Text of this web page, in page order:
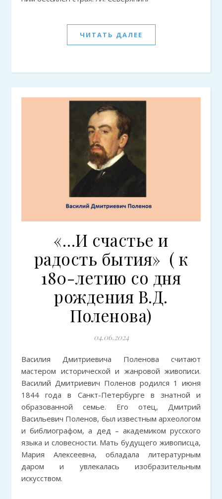
ЧИТАТЬ ДАЛЕЕ
«…И счастье и
радость бытия» ( к
180-летию со дня
рождения В.Д.
Поленова)
04.06.2024
Василия Дмитриевича Поленова считают
мастером исторической и жанровой живописи.
Василий Дмитриевич Поленов родился 1 июня
1844 года в Санкт-Петербурге в знатной и
образованной семье. Его отец, Дмитрий
Васильевич Поленов, был известным археологом
и библиографом, а дед – академиком русского
языка и словесности. Мать будущего живописца,
Мария Алексеевна, обладала литературным
даром и увлекалась изобразительным
искусством.